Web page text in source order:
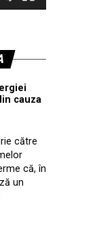
cauza
către
că, în
un